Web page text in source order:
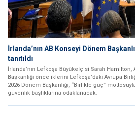
İrlanda’nın AB Konseyi Dönem
tanıtıldı
İrlanda’nın Lefkoşa Büyükelçisi Sarah
Başkanlığı önceliklerini Lefkoşa’daki Avrupa
2026 Dönem Başkanlığı, “Birlikle güç”
güvenlik başlıklarına odaklanacak.